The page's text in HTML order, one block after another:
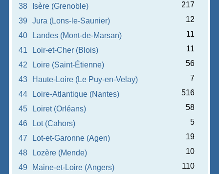
38
Isère (Grenoble)
217
39
Jura (Lons-le-Saunier)
12
40
Landes (Mont-de-Marsan)
11
41
Loir-et-Cher (Blois)
11
42
Loire (Saint-Étienne)
56
43
Haute-Loire (Le Puy-en-Velay)
7
44
Loire-Atlantique (Nantes)
516
45
Loiret (Orléans)
58
46
Lot (Cahors)
5
47
Lot-et-Garonne (Agen)
19
48
Lozère (Mende)
10
49
Maine-et-Loire (Angers)
110